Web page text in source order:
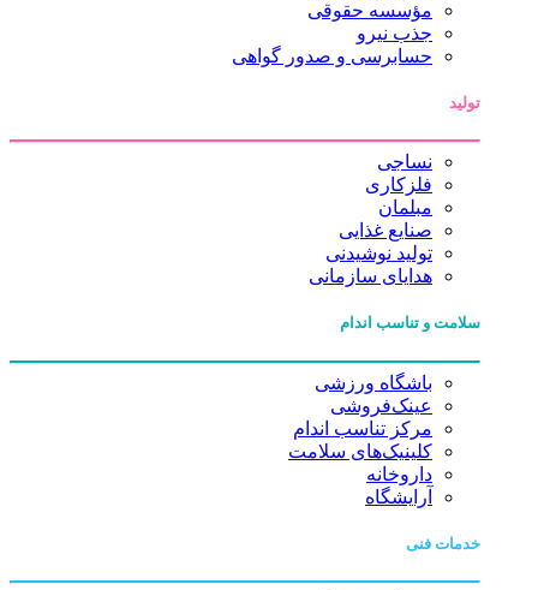
مؤسسه حقوقی
جذب نیرو
حسابرسی و صدور گواهی
تولید
نساجی
فلزکاری
مبلمان
صنایع غذایی
تولید نوشیدنی
هدایای سازمانی
سلامت و تناسب اندام
باشگاه ورزشی
عینک‌فروشی
مرکز تناسب اندام
کلینیک‌های سلامت
داروخانه
آرایشگاه
خدمات فنی